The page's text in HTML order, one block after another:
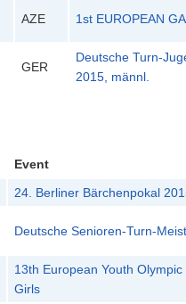
AZE 1st EUROPEAN
GER
Deutsche Turn-
2015, männl.
Event
24. Berliner Bärchenpokal
Deutsche Senioren-Turn-
13th European Youth
Girls